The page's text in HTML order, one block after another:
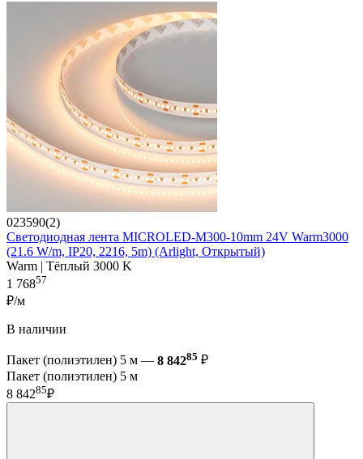
023590(2)
Светодиодная лента MICROLED-M300-10mm 24V Warm3000
(21.6 W/m, IP20, 2216, 5m) (Arlight, Открытый)
Warm | Тёплый 3000 K
1 76857
₽/м
В наличии
Пакет (полиэтилен) 5 м — 8 84285 ₽
Пакет (полиэтилен) 5 м
8 84285₽